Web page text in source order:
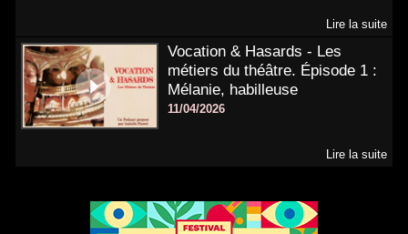
Lire la suite
Vocation & Hasards - Les
métiers du théâtre. Épisode 1 :
Mélanie, habilleuse
11/04/2026
Lire la suite